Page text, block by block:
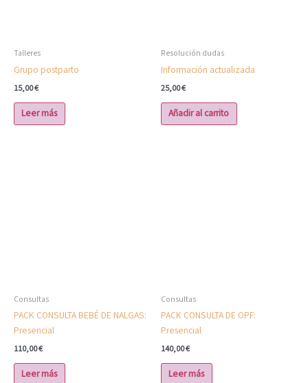
Talleres
Grupo postparto
15,00€
Leer más
Resolución dudas
Información actualizada
25,00€
Añadir al carrito
Consultas
PACK CONSULTA BEBÉ DE NALGAS:
Presencial
110,00€
Leer más
Consultas
PACK CONSULTA DE OPF:
Presencial
140,00€
Leer más